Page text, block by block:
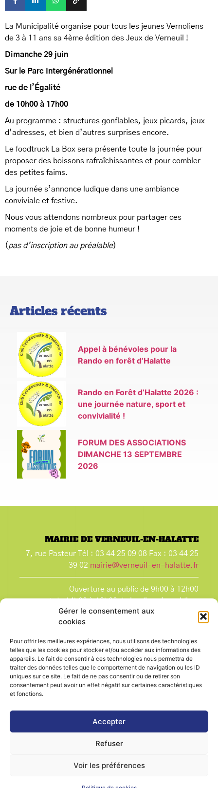
Gérer le consentement aux
cookies
Pour offrir les meilleures expériences, nous utilisons des technologies
telles que les cookies pour stocker et/ou accéder aux informations des
appareils. Le fait de consentir à ces technologies nous permettra de
traiter des données telles que le comportement de navigation ou les ID
uniques sur ce site. Le fait de ne pas consentir ou de retirer son
consentement peut avoir un effet négatif sur certaines caractéristiques
et fonctions.
Accepter
Refuser
Voir les préférences
La Municipalité organise pour tous les jeunes Vernoliens
de 3 à 11 ans sa 4ème édition des Jeux de Verneuil !
Dimanche 29 juin
Sur le Parc Intergénérationnel
rue de l’Égalité
de 10h00 à 17h00
Au programme : structures gonflables, jeux picards, jeux
d’adresses, et bien d’autres surprises encore.
Le foodtruck La Box sera présente toute la journée pour
proposer des boissons rafraîchissantes et pour combler
des petites faims.
La journée s’annonce ludique dans une ambiance
conviviale et festive.
Nous vous attendons nombreux pour partager ces
moments de joie et de bonne humeur !
(pas d’inscription au préalable)
Articles récents
Appel à bénévoles pour la
Rando en forêt d’Halatte
Rando en Forêt d’Halatte 2026 :
une journée nature, sport et
convivialité !
FORUM DES ASSOCIATIONS
DIMANCHE 13 SEPTEMBRE
2026
MAIRIE DE VERNEUIL-EN-HALATTE
7, rue Pasteur Tél : 03 44 25 09 08 Fax : 03 44 25
39 02 mairie@verneuil-en-halatte.fr
Ouverture au public de 9h00 à 12h00
et de 14h00 à 18h00 du lundi après-midi au
vendredi,
et le samedi de 9h00 à 12h00.
que les jours fériés.
Contactez-nous Mentions légales
Politique de cookies (UE)